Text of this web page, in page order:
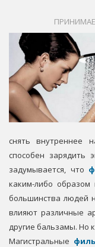
снять внутреннее
способен зарядить
задумывается, что
каким-либо
большинства людей
влияют различные
другие бальзамы. Но
Магистральные